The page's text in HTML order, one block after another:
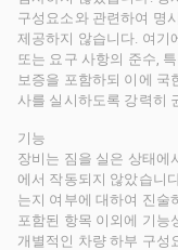
구성요소와 관련하여 명
제공하지 않습니다. 여기
또는 요구 사항의 준수,
보증을 포함하되 이에 국
사를 실시하도록 강력히
기능
장비는 짐을 실은 상태에
에서 작동되지 않았습니
는지 여부에 대하여 진술
포함된 항목 이외에 기능
개별적인 차량 하부 구성